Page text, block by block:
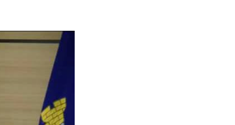
Papo Reto agita o dia da região
Litoral Norte: um novo espaço de